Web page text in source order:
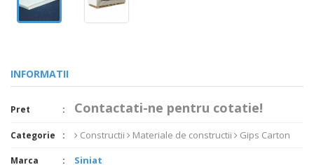
INFORMATII
Pret Contactati-ne pentru cotatie!
Categorie Constructii Materiale de constructii Gips Carton
Marca Siniat